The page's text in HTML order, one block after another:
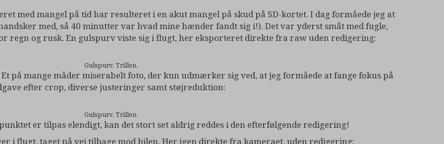
med mangel på tid har resulteret i en akut mangel på skud på SD-kortet. I dag formåede jeg at
med, så 40 minutter var hvad mine hænder fandt sig i!). Det var yderst småt med fugle,
regn og rusk. En gulspurv viste sig i flugt, her eksporteret direkte fra raw uden redigering:
Gulspurv, Trillen.
Et på mange måder miserabelt foto, der kun udmærker sig ved, at jeg formåede at fange fokus på
efter crop, diverse justeringer samt støjreduktion:
Gulspurv, Trillen.
er tilpas elendigt, kan det stort set aldrig reddes i den efterfølgende redigering!
i flugt, taget på vej tilbage mod bilen. Her igen direkte fra kameraet, uden redigering: